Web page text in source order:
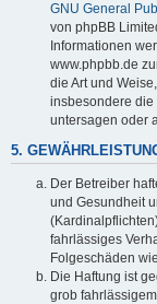
GNU General
von phpBB
Informationen
www.phpbb.de
die Art und
insbesondere die
untersagen oder
5.
Der Betreiber
und Gesundheit
fahrlässiges
Folgeschäden
Die Haftung ist
grob